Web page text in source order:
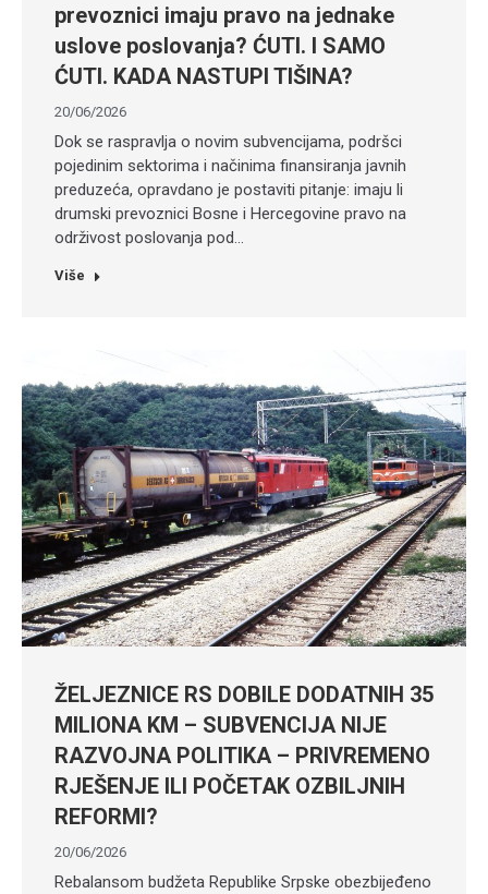
prevoznici imaju pravo na jednake
uslove poslovanja? ĆUTI. I SAMO
ĆUTI. KADA NASTUPI TIŠINA?
20/06/2026
Dok se raspravlja o novim subvencijama, podršci
pojedinim sektorima i načinima finansiranja javnih
preduzeća, opravdano je postaviti pitanje: imaju li
drumski prevoznici Bosne i Hercegovine pravo na
održivost poslovanja pod…
Više
ŽELJEZNICE RS DOBILE DODATNIH 35
MILIONA KM – SUBVENCIJA NIJE
RAZVOJNA POLITIKA – PRIVREMENO
RJEŠENJE ILI POČETAK OZBILJNIH
REFORMI?
20/06/2026
Rebalansom budžeta Republike Srpske obezbijeđeno